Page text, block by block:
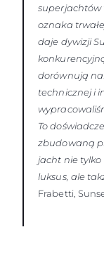
superjachtów
oznaka
daje dywizji
dorównują
technicznej i
To
zbudowaną
jacht nie
luksus, ale
Frabetti,